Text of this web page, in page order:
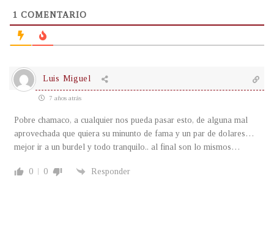
1 COMENTARIO
Luis Miguel
7 años atrás
Pobre chamaco, a cualquier nos pueda pasar esto, de alguna mal
aprovechada que quiera su minunto de fama y un par de dolares…
mejor ir a un burdel y todo tranquilo.. al final son lo mismos…
0 0 Responder